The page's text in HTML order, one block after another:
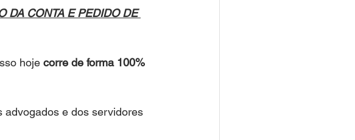
DA CONTA E PEDIDO DE
hoje corre de forma 100%
advogados e dos servidores